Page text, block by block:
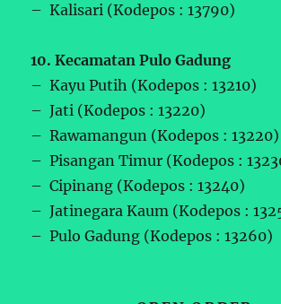
– Kalisari (Kodepos : 13790)
10. Kecamatan Pulo Gadung
– Kayu Putih (Kodepos : 13210)
– Jati (Kodepos : 13220)
– Rawamangun (Kodepos : 13220)
– Pisangan Timur (Kodepos :
– Cipinang (Kodepos : 13240)
– Jatinegara Kaum (Kodepos :
– Pulo Gadung (Kodepos : 13260)